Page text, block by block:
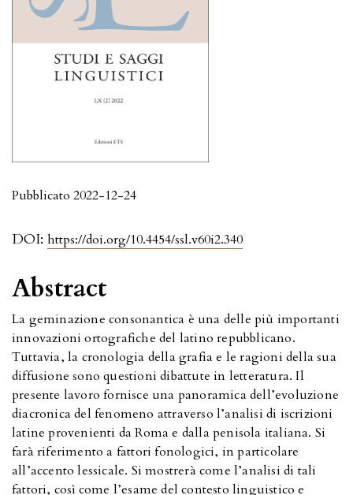
DOI: https://doi.org/10.4454/ssl.v60i2.340
Pubblicato 2022-12-24
Abstract
La geminazione consonantica è una delle più importanti
innovazioni ortografiche del latino repubblicano.
Tuttavia, la cronologia della grafia e le ragioni della sua
diffusione sono questioni dibattute in letteratura. Il
presente lavoro fornisce una panoramica dell’evoluzione
diacronica del fenomeno attraverso l’analisi di iscrizioni
latine provenienti da Roma e dalla penisola italiana. Si
farà riferimento a fattori fonologici, in particolare
all’accento lessicale. Si mostrerà come l’analisi di tali
fattori, così come l’esame del contesto linguistico e